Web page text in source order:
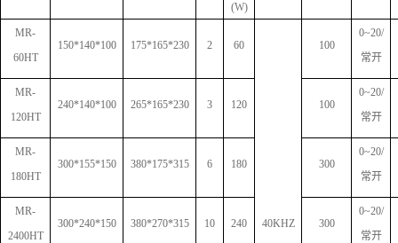
(W)
MR-
60HT
150*140*100 175*165*230 2 60
40KHZ
100
0~20/
常开
MR-
120HT
240*140*100 265*165*230 3 120 100
0~20/
常开
MR-
180HT
300*155*150 380*175*315 6 180 300
0~20/
常开
MR-
2400HT
300*240*150 380*270*315 10 240 300
0~20/
常开